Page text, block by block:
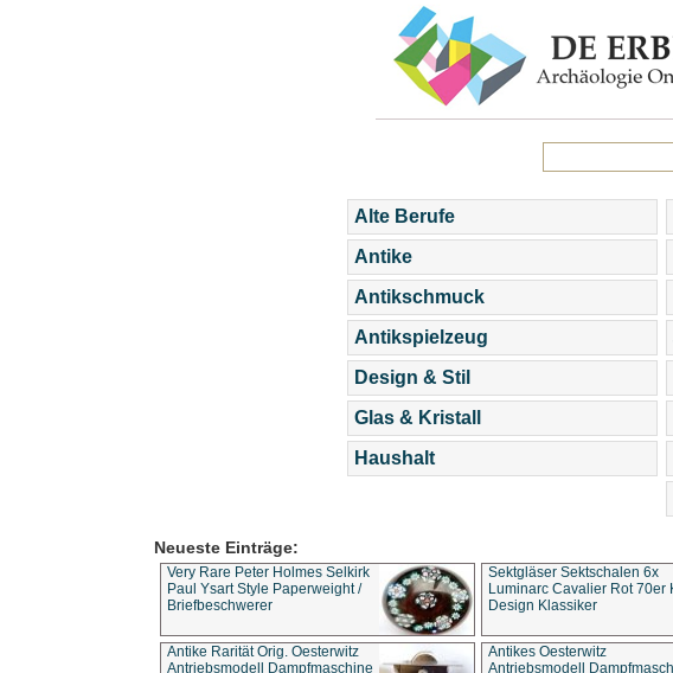
Alte Berufe
Antike
Antikschmuck
Antikspielzeug
Design & Stil
Glas & Kristall
Haushalt
Neueste Einträge:
Very Rare Peter Holmes Selkirk
Paul Ysart Style Paperweight /
Briefbeschwerer
Sektgläser Sektschalen 6x
Luminarc Cavalier Rot 70er
Design Klassiker
Antike Rarität Orig. Oesterwitz
Antriebsmodell Dampfmaschine
Antikes Oesterwitz
Antriebsmodell